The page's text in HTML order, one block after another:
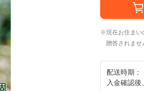
現在お住まい
贈答されませ
配送時期：
入金確認後